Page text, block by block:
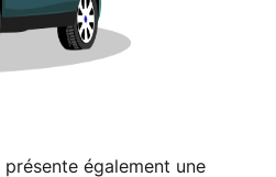
également une